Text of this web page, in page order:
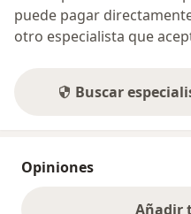
puede pagar
otro especialista que
Buscar
Opiniones
Añadir